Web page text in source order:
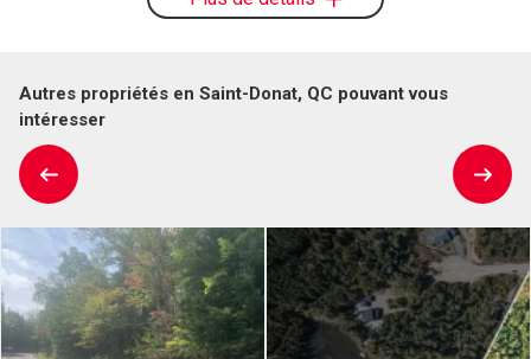
Autres propriétés en Saint-Donat, QC pouvant vous
intéresser